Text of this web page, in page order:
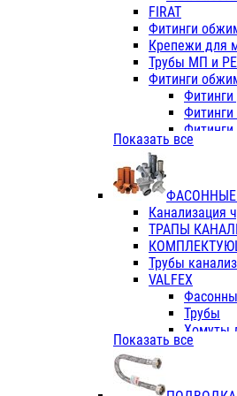
Фитинги
VALFEX
Трубы
Трубы
Трубы
Трубы
Трубы
ПК КОНТУР
Краны
Трубы
FIRAT
Фитинги
Крепежи для
Трубы МП и
Фитинги
Фитинги
Фитинги
TK
VALFEX
Показать все
Канализация
ТРАПЫ
Трубы
VALFEX
Трубы
Хомуты
ПВХ
Показать все